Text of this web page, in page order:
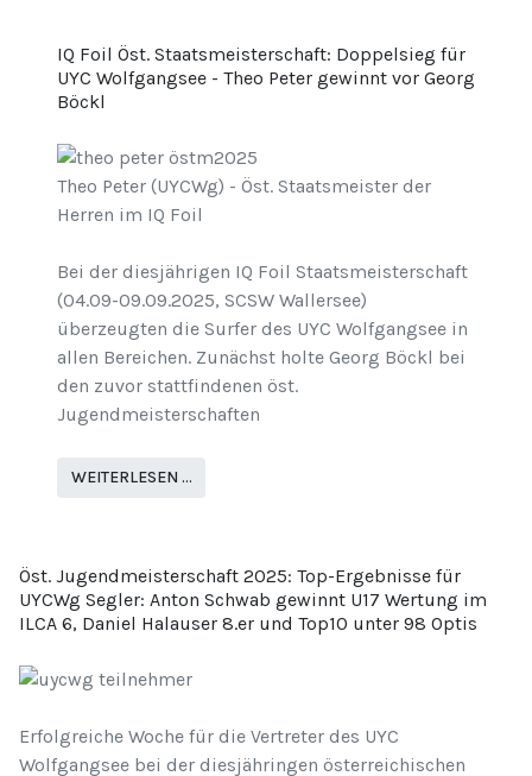
IQ Foil Öst. Staatsmeisterschaft: Doppelsieg für
UYC Wolfgangsee - Theo Peter gewinnt vor Georg
Böckl
Theo Peter (UYCWg) - Öst. Staatsmeister der
Herren im IQ Foil
Bei der diesjährigen IQ Foil Staatsmeisterschaft
(04.09-09.09.2025, SCSW Wallersee)
überzeugten die Surfer des UYC Wolfgangsee in
allen Bereichen. Zunächst holte Georg Böckl bei
den zuvor stattfindenen öst.
Jugendmeisterschaften
WEITERLESEN …
Öst. Jugendmeisterschaft 2025: Top-Ergebnisse für
UYCWg Segler: Anton Schwab gewinnt U17 Wertung im
ILCA 6, Daniel Halauser 8.er und Top10 unter 98 Optis
Erfolgreiche Woche für die Vertreter des UYC
Wolfgangsee bei der diesjähringen österreichischen